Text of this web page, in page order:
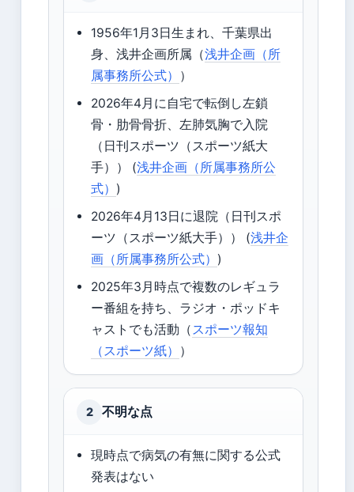
1956年1月3日生まれ、千葉県出
身、浅井企画所属（浅井企画（所
属事務所公式） ）
2026年4月に自宅で転倒し左鎖
骨・肋骨骨折、左肺気胸で入院
（日刊スポーツ（スポーツ紙大
手）） (浅井企画（所属事務所公
式） )
2026年4月13日に退院（日刊スポ
ーツ（スポーツ紙大手）） (浅井企
画（所属事務所公式） )
2025年3月時点で複数のレギュラ
ー番組を持ち、ラジオ・ポッドキ
ャストでも活動（スポーツ報知
（スポーツ紙） ）
2 不明な点
現時点で病気の有無に関する公式
発表はない